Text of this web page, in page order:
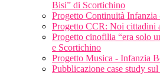
Bisi” di Scortichino
Progetto Continuità Infanzia
Progetto CCR: Noi cittadini
Progetto cinofilia “era solo
e Scortichino
Progetto Musica - Infanzia
Pubblicazione case study